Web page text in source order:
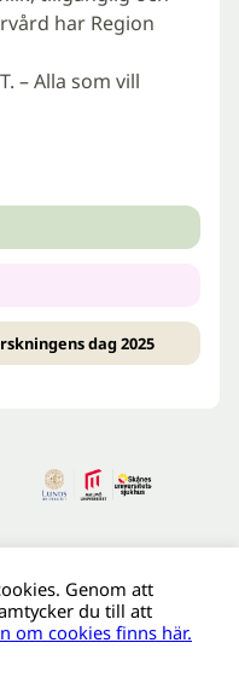
har Region
– Alla som vill
dag 2025
Genom att
du till att
om cookies finns här.